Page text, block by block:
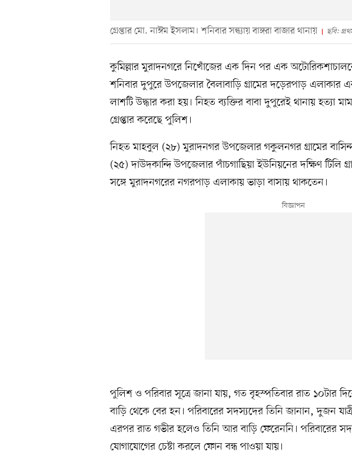
গ্রেপ্তার মো. নাঈম ইসলাম। শনিবার সন্ধ্যায় বাঙ্গরা বাজার থানায় ছবি:
কুমিল্লার মুরাদনগরে নিখোঁজের এক দিন পর এক
শনিবার দুপুরে উপজেলার বৈলাবাড়ি গ্রামের দড়েরপাড়
লাশটি উদ্ধার করা হয়। নিহত ব্যক্তির বাবা দুপুরেই থানায় হত্যা
গ্রেপ্তার করেছে পুলিশ।
নিহত মাহবুল (২৮) মুরাদনগর উপজেলার গকুলনগর গ্রামের
(২৫) দাউদকান্দি উপজেলার পাঁচগাছিয়া ইউনিয়নের দক্ষিণ টিলি
সঙ্গে মুরাদনগরের নগরপাড় এলাকায় ভাড়া বাসায় থাকতেন।
পুলিশ ও পরিবার সূত্রে জানা যায়, গত বৃহস্পতিবার রাত ১০টার
বাড়ি থেকে বের হন। পরিবারের সদস্যদের তিনি জানান, দুজন
এরপর রাত গভীর হলেও তিনি আর বাড়ি ফেরেননি। পরিবারের
যোগাযোগের চেষ্টা করলে ফোন বন্ধ পাওয়া যায়।